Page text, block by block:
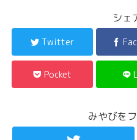
シェ
Twitter
Pocket
みやびを